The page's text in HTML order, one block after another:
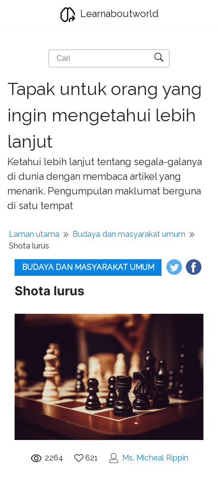
Learnaboutworld
Tapak untuk orang yang
ingin mengetahui lebih
lanjut
Ketahui lebih lanjut tentang segala-galanya
di dunia dengan membaca artikel yang
menarik. Pengumpulan maklumat berguna
di satu tempat
Laman utama
Budaya dan masyarakat umum
Shota lurus
BUDAYA DAN MASYARAKAT UMUM
Shota lurus
2264 621 Ms. Micheal Rippin